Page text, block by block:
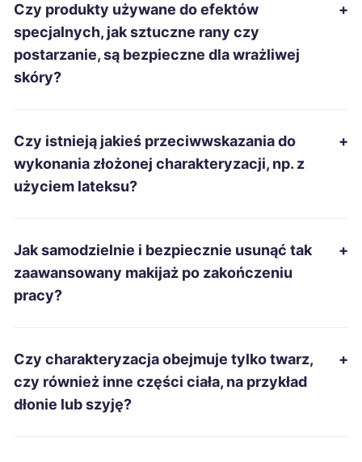
Włocławek
Knurów
Wodzisław Śląski 1 860 zł
Świętochłowice 1 865 zł
Żary
Grudziądz 1 873 zł
Czy produkty używane do efektów
specjalnych, jak sztuczne rany czy
postarzanie, są bezpieczne dla wrażliwej
skóry?
+
Czy istnieją jakieś przeciwwskazania do
wykonania złożonej charakteryzacji, np. z
użyciem lateksu?
+
Jak samodzielnie i bezpiecznie usunąć tak
zaawansowany makijaż po zakończeniu
pracy?
+
Czy charakteryzacja obejmuje tylko twarz,
czy również inne części ciała, na przykład
dłonie lub szyję?
+